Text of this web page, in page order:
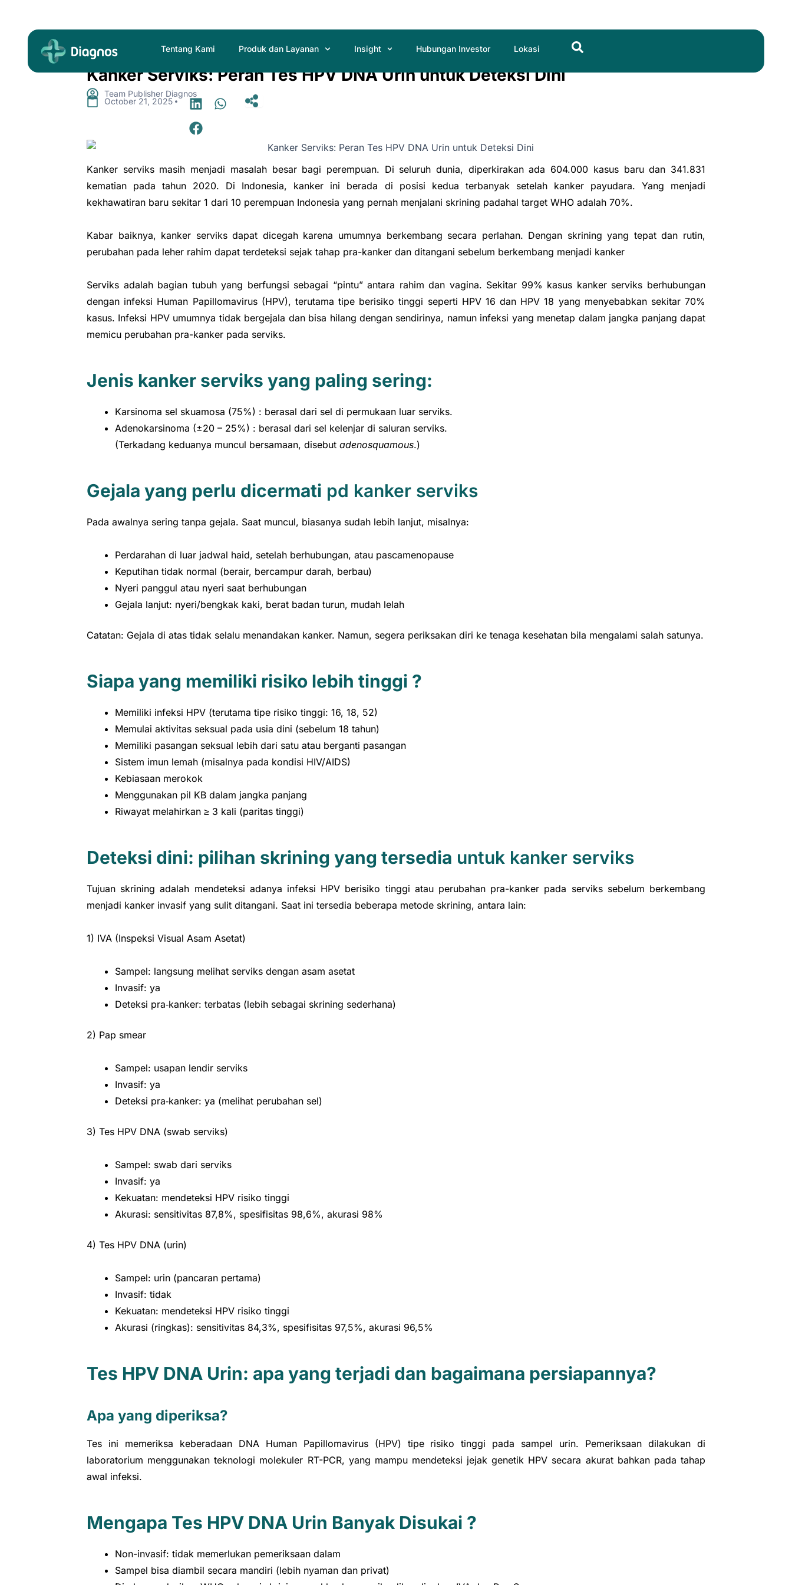
content
Tentang Kami Produk dan Layanan Insight Hubungan Investor Lokasi
Kanker Serviks: Peran Tes HPV DNA Urin untuk Deteksi Dini
Team Publisher Diagnos
October 21, 2025.
Kanker serviks masih menjadi masalah besar bagi perempuan. Di seluruh dunia, diperkirakan ada 604.000 kasus baru dan 341.831
kematian pada tahun 2020. Di Indonesia, kanker ini berada di posisi kedua terbanyak setelah kanker payudara. Yang menjadi
kekhawatiran baru sekitar 1 dari 10 perempuan Indonesia yang pernah menjalani skrining padahal target WHO adalah 70%.
Kabar baiknya, kanker serviks dapat dicegah karena umumnya berkembang secara perlahan. Dengan skrining yang tepat dan rutin,
perubahan pada leher rahim dapat terdeteksi sejak tahap pra-kanker dan ditangani sebelum berkembang menjadi kanker
Serviks adalah bagian tubuh yang berfungsi sebagai “pintu” antara rahim dan vagina. Sekitar 99% kasus kanker serviks berhubungan
dengan infeksi Human Papillomavirus (HPV), terutama tipe berisiko tinggi seperti HPV 16 dan HPV 18 yang menyebabkan sekitar 70%
kasus. Infeksi HPV umumnya tidak bergejala dan bisa hilang dengan sendirinya, namun infeksi yang menetap dalam jangka panjang dapat
memicu perubahan pra-kanker pada serviks.
Jenis kanker serviks yang paling sering:
Karsinoma sel skuamosa (75%) : berasal dari sel di permukaan luar serviks.
Adenokarsinoma (±20 – 25%) : berasal dari sel kelenjar di saluran serviks.
(Terkadang keduanya muncul bersamaan, disebut adenosquamous.)
Gejala yang perlu dicermati pd kanker serviks
Pada awalnya sering tanpa gejala. Saat muncul, biasanya sudah lebih lanjut, misalnya:
Perdarahan di luar jadwal haid, setelah berhubungan, atau pascamenopause
Keputihan tidak normal (berair, bercampur darah, berbau)
Nyeri panggul atau nyeri saat berhubungan
Gejala lanjut: nyeri/bengkak kaki, berat badan turun, mudah lelah
Catatan: Gejala di atas tidak selalu menandakan kanker. Namun, segera periksakan diri ke tenaga kesehatan bila mengalami salah satunya.
Siapa yang memiliki risiko lebih tinggi ?
Memiliki infeksi HPV (terutama tipe risiko tinggi: 16, 18, 52)
Memulai aktivitas seksual pada usia dini (sebelum 18 tahun)
Memiliki pasangan seksual lebih dari satu atau berganti pasangan
Sistem imun lemah (misalnya pada kondisi HIV/AIDS)
Kebiasaan merokok
Menggunakan pil KB dalam jangka panjang
Riwayat melahirkan ≥ 3 kali (paritas tinggi)
Deteksi dini: pilihan skrining yang tersedia untuk kanker serviks
Tujuan skrining adalah mendeteksi adanya infeksi HPV berisiko tinggi atau perubahan pra-kanker pada serviks sebelum berkembang
menjadi kanker invasif yang sulit ditangani. Saat ini tersedia beberapa metode skrining, antara lain:
1) IVA (Inspeksi Visual Asam Asetat)
Sampel: langsung melihat serviks dengan asam asetat
Invasif: ya
Deteksi pra‑kanker: terbatas (lebih sebagai skrining sederhana)
2) Pap smear
Sampel: usapan lendir serviks
Invasif: ya
Deteksi pra‑kanker: ya (melihat perubahan sel)
3) Tes HPV DNA (swab serviks)
Sampel: swab dari serviks
Invasif: ya
Kekuatan: mendeteksi HPV risiko tinggi
Akurasi: sensitivitas 87,8%, spesifisitas 98,6%, akurasi 98%
4) Tes HPV DNA (urin)
Sampel: urin (pancaran pertama)
Invasif: tidak
Kekuatan: mendeteksi HPV risiko tinggi
Akurasi (ringkas): sensitivitas 84,3%, spesifisitas 97,5%, akurasi 96,5%
Tes HPV DNA Urin: apa yang terjadi dan bagaimana persiapannya?
Apa yang diperiksa?
Tes ini memeriksa keberadaan DNA Human Papillomavirus (HPV) tipe risiko tinggi pada sampel urin. Pemeriksaan dilakukan di
laboratorium menggunakan teknologi molekuler RT-PCR, yang mampu mendeteksi jejak genetik HPV secara akurat bahkan pada tahap
awal infeksi.
Mengapa Tes HPV DNA Urin Banyak Disukai ?
Non-invasif: tidak memerlukan pemeriksaan dalam
Sampel bisa diambil secara mandiri (lebih nyaman dan privat)